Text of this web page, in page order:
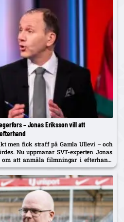
– Jonas Eriksson vill att
men fick straff på Gamla Ullevi – och
Nu uppmanar SVT-experten Jonas
att anmäla filmningar i efterhand: